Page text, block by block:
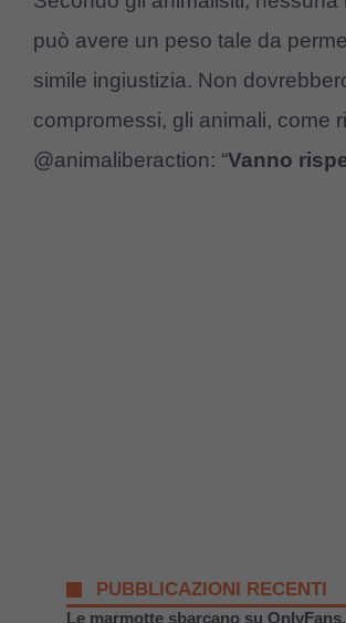
può avere un peso tale da
simile ingiustizia. Non
compromessi, gli animali, come
@animaliberaction: “Vanno
PUBBLICAZIONI RECENTI
Le marmotte sbarcano su OnlyFans,